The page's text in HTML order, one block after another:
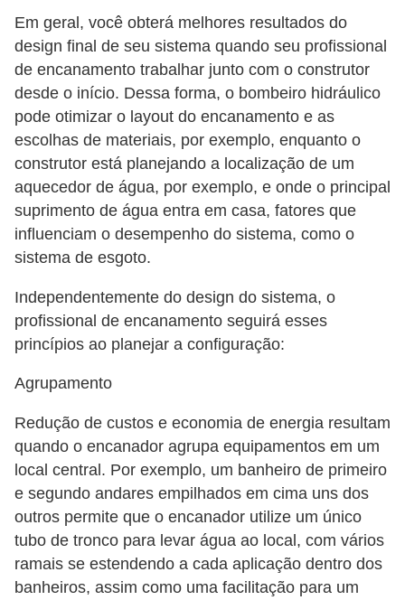
Em geral, você obterá melhores resultados do
design final de seu sistema quando seu profissional
de encanamento trabalhar junto com o construtor
desde o início. Dessa forma, o bombeiro hidráulico
pode otimizar o layout do encanamento e as
escolhas de materiais, por exemplo, enquanto o
construtor está planejando a localização de um
aquecedor de água, por exemplo, e onde o principal
suprimento de água entra em casa, fatores que
influenciam o desempenho do sistema, como o
sistema de esgoto.
Independentemente do design do sistema, o
profissional de encanamento seguirá esses
princípios ao planejar a configuração:
Agrupamento
Redução de custos e economia de energia resultam
quando o encanador agrupa equipamentos em um
local central. Por exemplo, um banheiro de primeiro
e segundo andares empilhados em cima uns dos
outros permite que o encanador utilize um único
tubo de tronco para levar água ao local, com vários
ramais se estendendo a cada aplicação dentro dos
banheiros, assim como uma facilitação para um